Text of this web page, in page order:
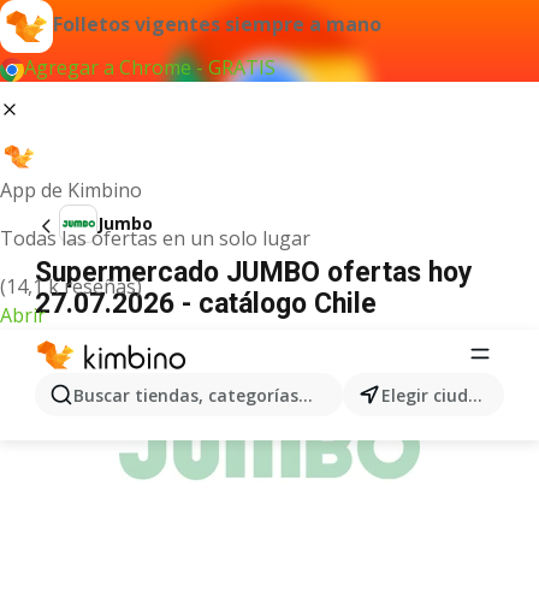
Folletos vigentes siempre a mano
Agregar a Chrome - GRATIS
App de Kimbino
Todas las ofertas en un solo lugar
(14,1 k reseñas)
Abrir
Buscar tiendas, categorías, productos... Elegir ciudad
Jumbo
Supermercado JUMBO ofertas hoy
27.07.2026 - catálogo Chile